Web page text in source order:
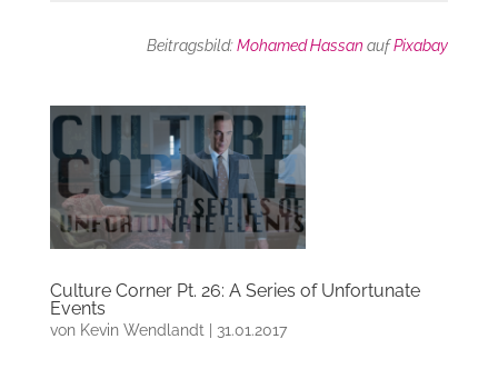
Beitragsbild:Mohamed Hassan aufPixabay
Culture Corner Pt. 26: A Series of Unfortunate
Events
von Kevin Wendlandt 31.01.2017